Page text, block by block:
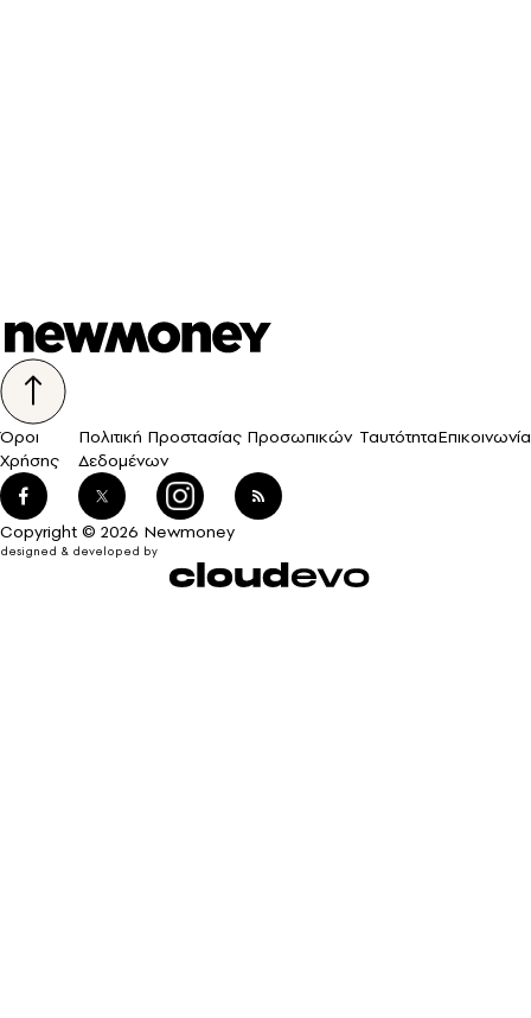
Όροι
Χρήσης
Πολιτική Προστασίας Προσωπικών
Δεδομένων
ΤαυτότηταΕπικοινωνία
Copyright © 2026 Newmoney
designed & developed by